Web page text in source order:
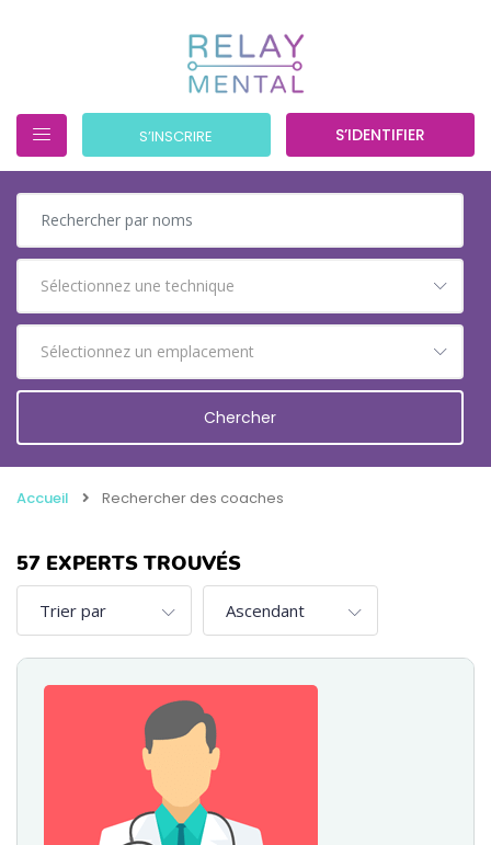
S’INSCRIRE S’IDENTIFIER
Accueil Rechercher des coaches
57 EXPERTS TROUVÉS